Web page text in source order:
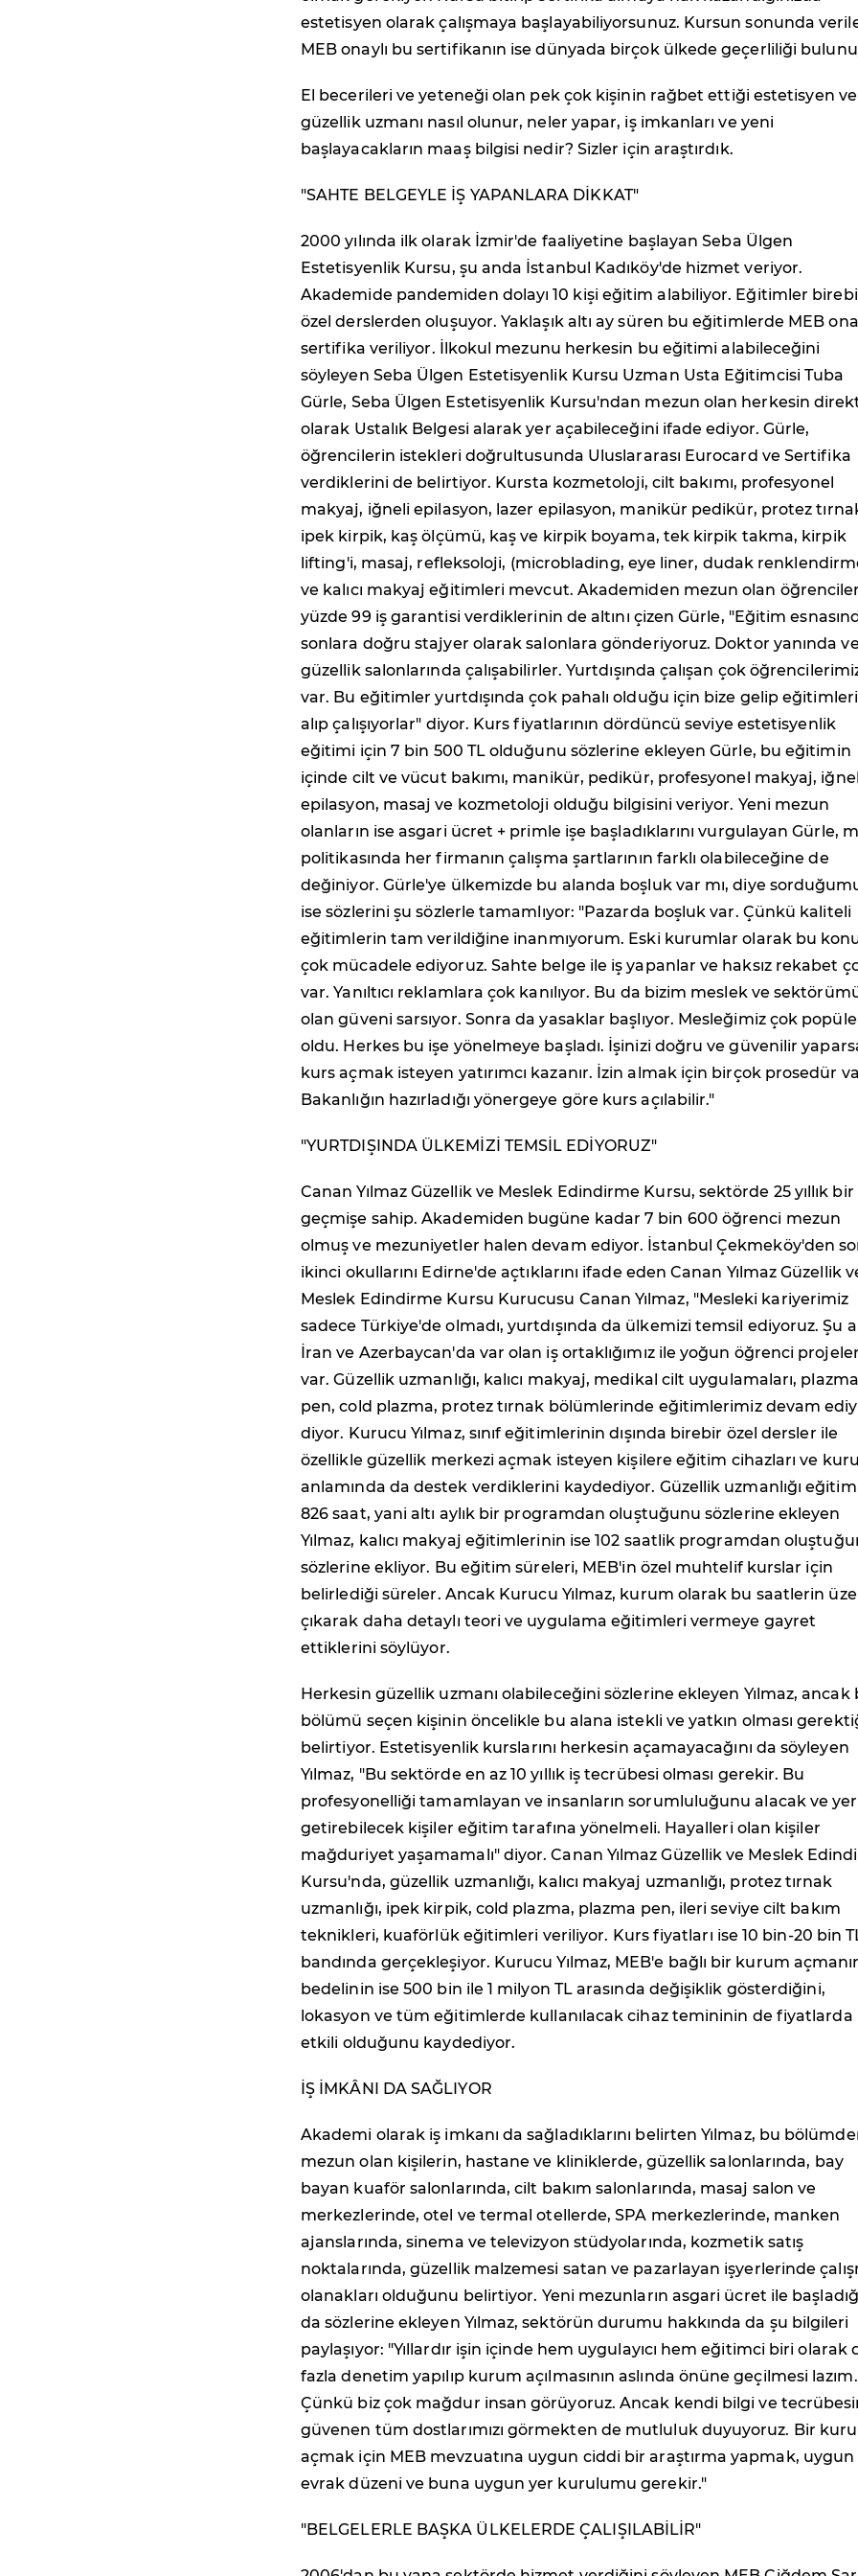
estetisyen olarak çalışmaya başlayabiliyorsunuz. Kursun sonunda
MEB onaylı bu sertifikanın ise dünyada birçok ülkede geçerliliği
El becerileri ve yeteneği olan pek çok kişinin rağbet ettiği estetisyen ve
güzellik uzmanı nasıl olunur, neler yapar, iş imkanları ve yeni
başlayacakların maaş bilgisi nedir? Sizler için araştırdık.
"SAHTE BELGEYLE İŞ YAPANLARA DİKKAT"
2000 yılında ilk olarak İzmir'de faaliyetine başlayan Seba Ülgen
Estetisyenlik Kursu, şu anda İstanbul Kadıköy'de hizmet veriyor.
Akademide pandemiden dolayı 10 kişi eğitim alabiliyor. Eğitimler
özel derslerden oluşuyor. Yaklaşık altı ay süren bu eğitimlerde MEB
sertifika veriliyor. İlkokul mezunu herkesin bu eğitimi alabileceğini
söyleyen Seba Ülgen Estetisyenlik Kursu Uzman Usta Eğitimcisi Tuba
Gürle, Seba Ülgen Estetisyenlik Kursu'ndan mezun olan herkesin
olarak Ustalık Belgesi alarak yer açabileceğini ifade ediyor. Gürle,
öğrencilerin istekleri doğrultusunda Uluslararası Eurocard ve Sertifika
verdiklerini de belirtiyor. Kursta kozmetoloji, cilt bakımı, profesyonel
makyaj, iğneli epilasyon, lazer epilasyon, manikür pedikür, protez
ipek kirpik, kaş ölçümü, kaş ve kirpik boyama, tek kirpik takma, kirpik
lifting'i, masaj, refleksoloji, (microblading, eye liner, dudak
ve kalıcı makyaj eğitimleri mevcut. Akademiden mezun olan
yüzde 99 iş garantisi verdiklerinin de altını çizen Gürle, "Eğitim
sonlara doğru stajyer olarak salonlara gönderiyoruz. Doktor yanında
güzellik salonlarında çalışabilirler. Yurtdışında çalışan çok
var. Bu eğitimler yurtdışında çok pahalı olduğu için bize gelip
alıp çalışıyorlar" diyor. Kurs fiyatlarının dördüncü seviye estetisyenlik
eğitimi için 7 bin 500 TL olduğunu sözlerine ekleyen Gürle, bu eğitimin
içinde cilt ve vücut bakımı, manikür, pedikür, profesyonel makyaj,
epilasyon, masaj ve kozmetoloji olduğu bilgisini veriyor. Yeni mezun
olanların ise asgari ücret + primle işe başladıklarını vurgulayan Gürle,
politikasında her firmanın çalışma şartlarının farklı olabileceğine de
değiniyor. Gürle'ye ülkemizde bu alanda boşluk var mı, diye
ise sözlerini şu sözlerle tamamlıyor: "Pazarda boşluk var. Çünkü kaliteli
eğitimlerin tam verildiğine inanmıyorum. Eski kurumlar olarak bu
çok mücadele ediyoruz. Sahte belge ile iş yapanlar ve haksız rekabet
var. Yanıltıcı reklamlara çok kanılıyor. Bu da bizim meslek ve
olan güveni sarsıyor. Sonra da yasaklar başlıyor. Mesleğimiz çok
oldu. Herkes bu işe yönelmeye başladı. İşinizi doğru ve güvenilir
kurs açmak isteyen yatırımcı kazanır. İzin almak için birçok prosedür
Bakanlığın hazırladığı yönergeye göre kurs açılabilir."
"YURTDIŞINDA ÜLKEMİZİ TEMSİL EDİYORUZ"
Canan Yılmaz Güzellik ve Meslek Edindirme Kursu, sektörde 25 yıllık bir
geçmişe sahip. Akademiden bugüne kadar 7 bin 600 öğrenci mezun
olmuş ve mezuniyetler halen devam ediyor. İstanbul Çekmeköy'den
ikinci okullarını Edirne'de açtıklarını ifade eden Canan Yılmaz Güzellik
Meslek Edindirme Kursu Kurucusu Canan Yılmaz, "Mesleki kariyerimiz
sadece Türkiye'de olmadı, yurtdışında da ülkemizi temsil ediyoruz. Şu
İran ve Azerbaycan'da var olan iş ortaklığımız ile yoğun öğrenci
var. Güzellik uzmanlığı, kalıcı makyaj, medikal cilt uygulamaları, plazma
pen, cold plazma, protez tırnak bölümlerinde eğitimlerimiz devam
diyor. Kurucu Yılmaz, sınıf eğitimlerinin dışında birebir özel dersler ile
özellikle güzellik merkezi açmak isteyen kişilere eğitim cihazları ve
anlamında da destek verdiklerini kaydediyor. Güzellik uzmanlığı
826 saat, yani altı aylık bir programdan oluştuğunu sözlerine ekleyen
Yılmaz, kalıcı makyaj eğitimlerinin ise 102 saatlik programdan
sözlerine ekliyor. Bu eğitim süreleri, MEB'in özel muhtelif kurslar için
belirlediği süreler. Ancak Kurucu Yılmaz, kurum olarak bu saatlerin
çıkarak daha detaylı teori ve uygulama eğitimleri vermeye gayret
ettiklerini söylüyor.
Herkesin güzellik uzmanı olabileceğini sözlerine ekleyen Yılmaz, ancak
bölümü seçen kişinin öncelikle bu alana istekli ve yatkın olması
belirtiyor. Estetisyenlik kurslarını herkesin açamayacağını da söyleyen
Yılmaz, "Bu sektörde en az 10 yıllık iş tecrübesi olması gerekir. Bu
profesyonelliği tamamlayan ve insanların sorumluluğunu alacak ve
getirebilecek kişiler eğitim tarafına yönelmeli. Hayalleri olan kişiler
mağduriyet yaşamamalı" diyor. Canan Yılmaz Güzellik ve Meslek
Kursu'nda, güzellik uzmanlığı, kalıcı makyaj uzmanlığı, protez tırnak
uzmanlığı, ipek kirpik, cold plazma, plazma pen, ileri seviye cilt bakım
teknikleri, kuaförlük eğitimleri veriliyor. Kurs fiyatları ise 10 bin-20 bin
bandında gerçekleşiyor. Kurucu Yılmaz, MEB'e bağlı bir kurum
bedelinin ise 500 bin ile 1 milyon TL arasında değişiklik gösterdiğini,
lokasyon ve tüm eğitimlerde kullanılacak cihaz temininin de fiyatlarda
etkili olduğunu kaydediyor.
İŞ İMKÂNI DA SAĞLIYOR
Akademi olarak iş imkanı da sağladıklarını belirten Yılmaz, bu
mezun olan kişilerin, hastane ve kliniklerde, güzellik salonlarında, bay
bayan kuaför salonlarında, cilt bakım salonlarında, masaj salon ve
merkezlerinde, otel ve termal otellerde, SPA merkezlerinde, manken
ajanslarında, sinema ve televizyon stüdyolarında, kozmetik satış
noktalarında, güzellik malzemesi satan ve pazarlayan işyerlerinde
olanakları olduğunu belirtiyor. Yeni mezunların asgari ücret ile
da sözlerine ekleyen Yılmaz, sektörün durumu hakkında da şu bilgileri
paylaşıyor: "Yıllardır işin içinde hem uygulayıcı hem eğitimci biri olarak
fazla denetim yapılıp kurum açılmasının aslında önüne geçilmesi lazım.
Çünkü biz çok mağdur insan görüyoruz. Ancak kendi bilgi ve
güvenen tüm dostlarımızı görmekten de mutluluk duyuyoruz. Bir
açmak için MEB mevzuatına uygun ciddi bir araştırma yapmak, uygun
evrak düzeni ve buna uygun yer kurulumu gerekir."
"BELGELERLE BAŞKA ÜLKELERDE ÇALIŞILABİLİR"